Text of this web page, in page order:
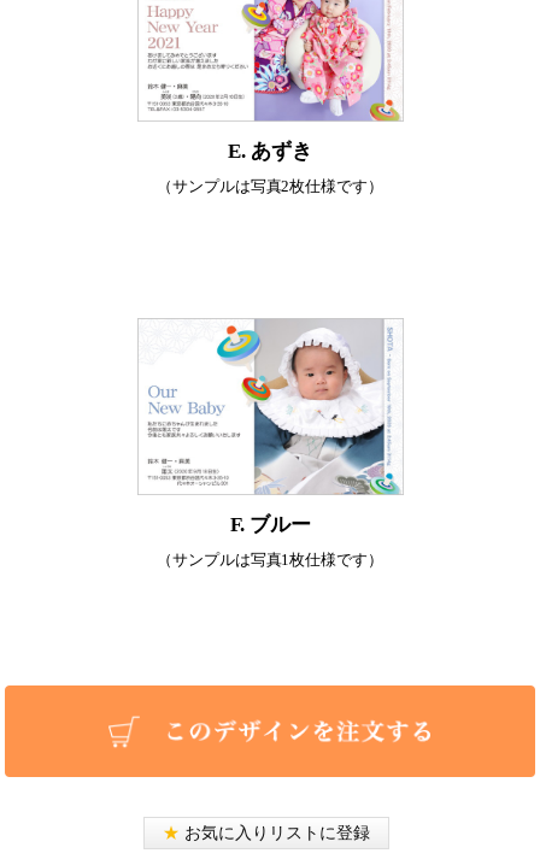
E. あずき
（サンプルは写真2枚仕様です）
F. ブルー
（サンプルは写真1枚仕様です）
★ お気に入りリストに登録